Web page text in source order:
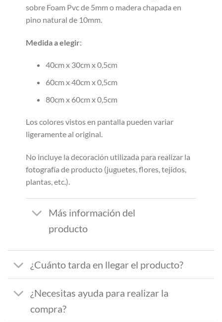
sobre Foam Pvc de 5mm o madera chapada en
pino natural de 10mm.
Medida a elegir:
40cm x 30cm x 0,5cm
60cm x 40cm x 0,5cm
80cm x 60cm x 0,5cm
Los colores vistos en pantalla pueden variar
ligeramente al original.
No incluye la decoración utilizada para realizar la
fotografía de producto (juguetes, flores, tejidos,
plantas, etc.).
Más información del
producto
¿Cuánto tarda en llegar el producto?
¿Necesitas ayuda para realizar la
compra?